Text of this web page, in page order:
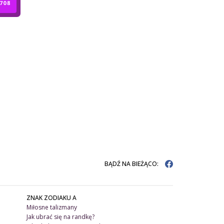
BĄDŹ NA BIEŻĄCO:
ZNAK ZODIAKU A
Miłosne talizmany
Jak ubrać się na randkę?